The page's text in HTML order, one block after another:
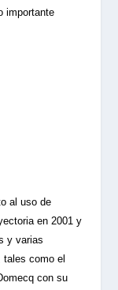
importante
al uso de
en 2001 y
y varias
como el
con su